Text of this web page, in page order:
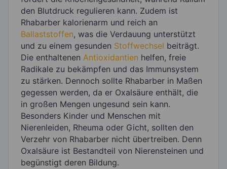
den Blutdruck regulieren kann. Zudem ist
Rhabarber kalorienarm und reich an
Ballaststoffen, was die Verdauung unterstützt
und zu einem gesunden Stoffwechsel beiträgt.
Die enthaltenen Antioxidantien helfen, freie
Radikale zu bekämpfen und das Immunsystem
zu stärken. Dennoch sollte Rhabarber in Maßen
gegessen werden, da er Oxalsäure enthält, die
in großen Mengen ungesund sein kann.
Besonders Kinder und Menschen mit
Nierenleiden, Rheuma oder Gicht, sollten den
Verzehr von Rhabarber nicht übertreiben. Denn
Oxalsäure ist Bestandteil von Nierensteinen und
begünstigt deren Bildung.